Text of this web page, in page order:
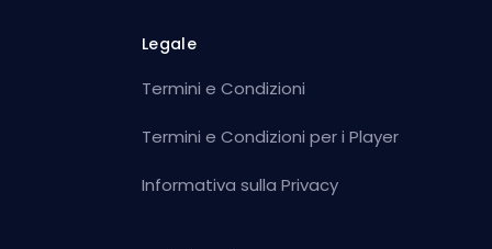
Legale
Termini e Condizioni
Termini e Condizioni per i Player
Informativa sulla Privacy